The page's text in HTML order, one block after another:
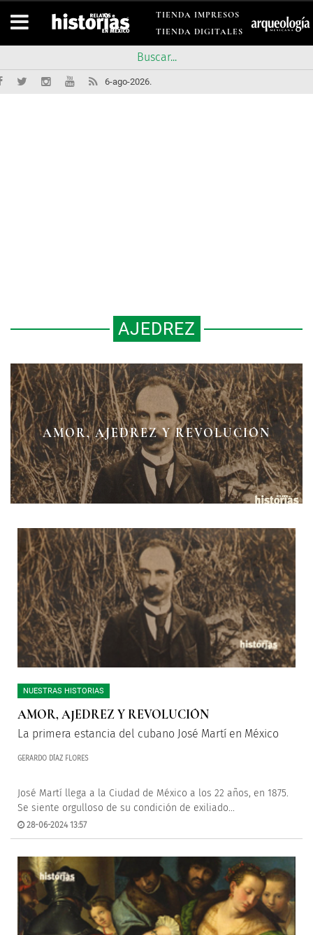
TIENDA IMPRESOS
TIENDA DIGITALES
6-ago-2026.
AJEDREZ
AMOR, AJEDREZ Y REVOLUCIÓN
LA REINA DEL AJEDREZ
MANUEL MÁRQUEZ STERLING, EL
DIPLOMÁTICO AJEDRECISTA
NUESTRAS HISTORIAS
AMOR, AJEDREZ Y REVOLUCIÓN
La primera estancia del cubano José Martí en México
GERARDO DÍAZ FLORES
José Martí llega a la Ciudad de México a los 22 años, en 1875.
Se siente orgulloso de su condición de exiliado...
28-06-2024 13:57